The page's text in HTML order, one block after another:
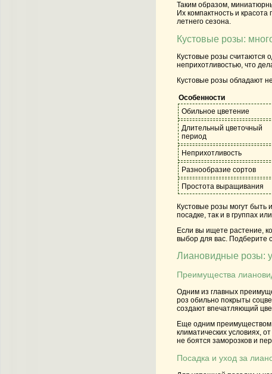
Таким образом,
Их компактность и
летнего сезона.
Кустовые розы:
Кустовые розы считаются
неприхотливостью, что
Кустовые розы обладают
Особенности
Обильное цветение
Длительный цветочный
период
Неприхотливость
Разнообразие сортов
Простота выращивания
Кустовые розы могут быть
посадке, так и в группах
Если вы ищете растение,
выбор для вас. Подберите
Лиановидные розы:
Преимущества
Одним из главных
роз обильно покрыты
создают впечатляющий
Еще одним преимуществом
климатических условиях,
не боятся заморозков и
Посадка и уход за